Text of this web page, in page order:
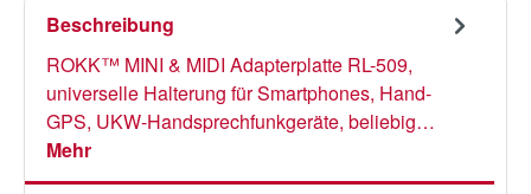
Beschreibung
ROKK™ MINI & MIDI Adapterplatte RL-509,
universelle Halterung für Smartphones, Hand-
GPS, UKW-Handsprechfunkgeräte, beliebig…
Mehr